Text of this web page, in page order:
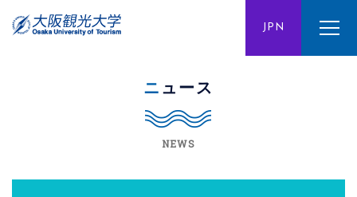
JPN
ENG CHN
ニュース
NEWS